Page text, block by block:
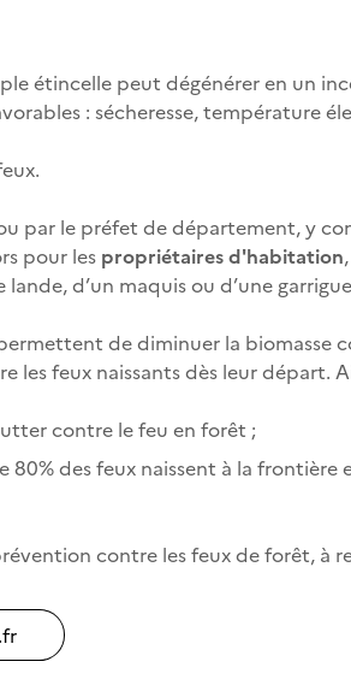
étincelle peut dégénérer en un
: sécheresse, température
par le préfet de département, y
pour les propriétaires d'habitation
lande, d’un maquis ou d’une
de diminuer la biomasse
les feux naissants dès leur départ.
contre le feu en forêt ;
des feux naissent à la frontière
contre les feux de forêt, à